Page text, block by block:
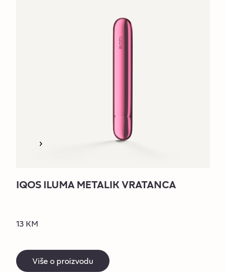
IQOS ILUMA METALIK VRATANCA
13 KM
Više o proizvodu